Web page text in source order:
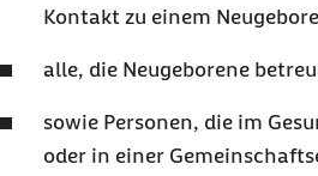
Kontakt zu einem
alle, die Neugeborene
sowie Personen, die im
oder in einer